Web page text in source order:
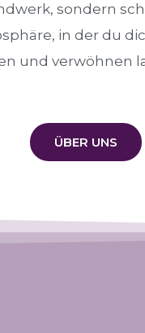
sondern
in der du
und verwöhnen
ÜBER UNS